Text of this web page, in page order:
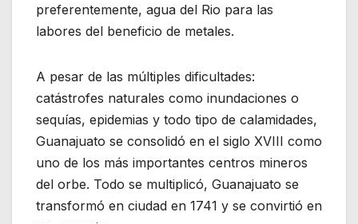
preferentemente, agua del Rio para las
labores del beneficio de metales.
A pesar de las múltiples dificultades:
catástrofes naturales como inundaciones o
sequías, epidemias y todo tipo de calamidades,
Guanajuato se consolidó en el siglo XVIII como
uno de los más importantes centros mineros
del orbe. Todo se multiplicó, Guanajuato se
transformó en ciudad en 1741 y se convirtió en